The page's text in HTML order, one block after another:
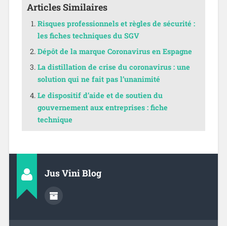
Articles Similaires
Risques professionnels et règles de sécurité :
les fiches techniques du SGV
Dépôt de la marque Coronavirus en Espagne
La distillation de crise du coronavirus : une
solution qui ne fait pas l’unanimité
Le dispositif d’aide et de soutien du
gouvernement aux entreprises : fiche
technique
Jus Vini Blog